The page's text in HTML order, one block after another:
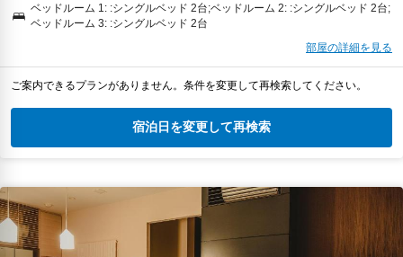
ベッドルーム 1: :シングルベッド 2台;ベッドルーム 2: :シングルベッド 2台;
ベッドルーム 3: :シングルベッド 2台
部屋の詳細を見る
ご案内できるプランがありません。条件を変更して再検索してください。
宿泊日を変更して再検索